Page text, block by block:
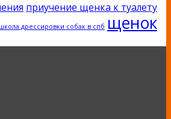
приучение щенка к туалету
школа дрессировки собак в спб щенок